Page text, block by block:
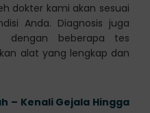
dokter kami akan sesuai
Anda. Diagnosis juga
dengan beberapa tes
alat yang lengkap dan
– Kenali Gejala Hingga